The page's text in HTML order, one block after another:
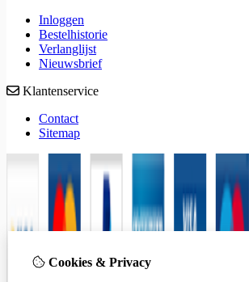
Inloggen
Bestelhistorie
Verlanglijst
Nieuwsbrief
Klantenservice
Contact
Sitemap
Cookies & Privacy